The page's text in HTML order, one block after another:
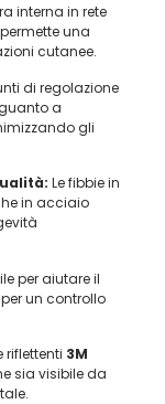
interna in rete
una
cutanee.
di regolazione
a
gli
Le fibbie in
in acciaio
per aiutare il
un controllo
3M
sia visibile da